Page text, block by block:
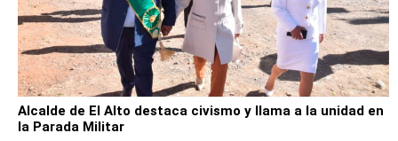
Alcalde de El Alto destaca civismo y llama a la unidad en
la Parada Militar